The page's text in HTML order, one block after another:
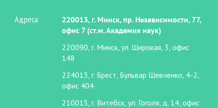
Адреса
220013, г. Минск, пр. Независимости, 77,
офис 7 (ст.м. Академия наук)
220090, г. Минск, ул. Широкая, 3, офис
148
224013, г. Брест, Бульвар Шевченко, 4-2,
офис 404
210015, г. Витебск, ул. Гоголя, д. 14, офис